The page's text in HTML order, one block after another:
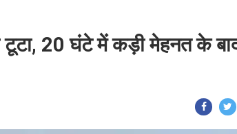
टूटा, 20 घंटे में कड़ी मेहनत के